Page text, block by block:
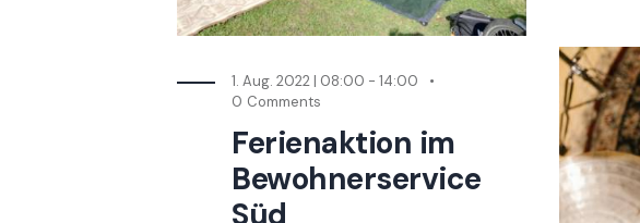
1. Aug. 2022 | 08:00 - 14:00
0 Comments
Ferienaktion im
Bewohnerservice
Süd